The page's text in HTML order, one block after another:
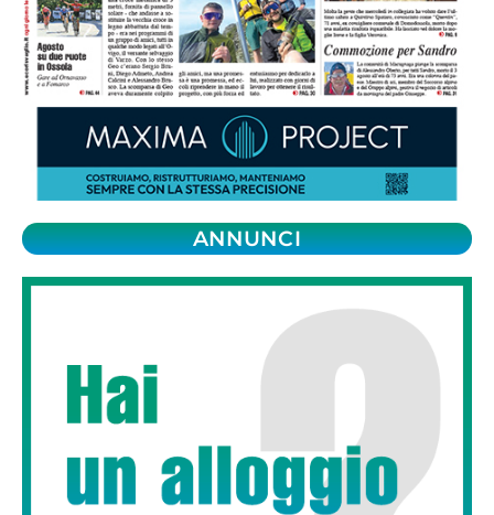
ANNUNCI